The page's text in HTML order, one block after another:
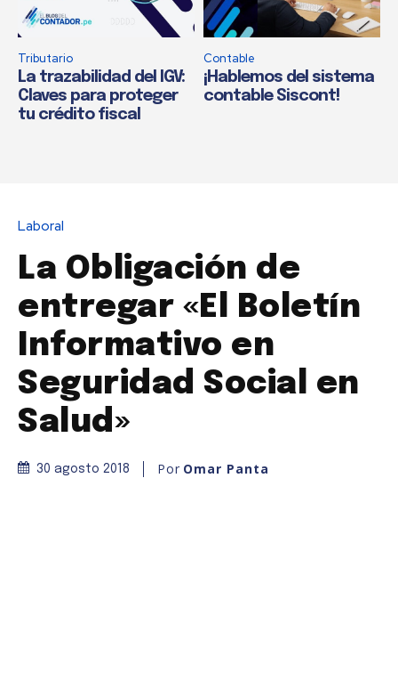
Tributario
La trazabilidad del IGV:
Claves para proteger
tu crédito fiscal
Contable
¡Hablemos del sistema
contable Siscont!